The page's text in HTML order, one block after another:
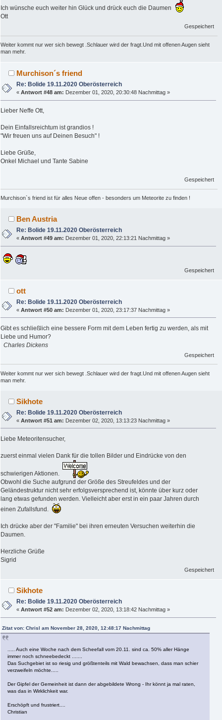
Ich wünsche euch weiter hin Glück und drück euch die Daumen
Ott
Gespeichert
Weiter kommt nur wer sich bewegt .Schlauer wird der fragt.Und mit offenen Augen sieht
man mehr.
Murchison´s friend
Re: Bolide 19.11.2020 Oberösterreich
«Antwort #48 am: Dezember 01, 2020, 20:30:48 Nachmittag »
Lieber Neffe Ott,
Dein Einfallsreichtum ist grandios !
"Wir freuen uns auf Deinen Besuch" !
Liebe Grüße,
Onkel Michael und Tante Sabine
Gespeichert
Murchison`s friend ist für alles Neue offen - besonders um Meteorite zu finden !
Ben Austria
Re: Bolide 19.11.2020 Oberösterreich
«Antwort #49 am: Dezember 01, 2020, 22:13:21 Nachmittag »
Gespeichert
ott
Re: Bolide 19.11.2020 Oberösterreich
«Antwort #50 am: Dezember 01, 2020, 23:17:37 Nachmittag »
Gibt es schließlich eine bessere Form mit dem Leben fertig zu werden, als mit
Liebe und Humor?
Charles Dickens
Gespeichert
Weiter kommt nur wer sich bewegt .Schlauer wird der fragt.Und mit offenen Augen sieht
man mehr.
Sikhote
Re: Bolide 19.11.2020 Oberösterreich
«Antwort #51 am: Dezember 02, 2020, 13:13:23 Nachmittag »
Liebe Meteoritensucher,
zuerst einmal vielen Dank für die tollen Bilder und Eindrücke von den
schwierigen Aktionen.
Obwohl die Suche aufgrund der Größe des Streufeldes und der
Geländestruktur nicht sehr erfolgsversprechend ist, könnte über kurz oder
lang etwas gefunden werden. Vielleicht aber erst in ein paar Jahren durch
einen Zufallsfund.
Ich drücke aber der "Familie" bei ihren erneuten Versuchen weiterhin die
Daumen.
Herzliche Grüße
Sigrid
Gespeichert
Sikhote
Re: Bolide 19.11.2020 Oberösterreich
«Antwort #52 am: Dezember 02, 2020, 13:18:42 Nachmittag »
Zitat von: Chrisl am November 28, 2020, 12:48:17 Nachmittag
..... Auch eine Woche nach dem Scheefall vom 20.11. sind ca. 50% aller Hänge
immer noch schneebedeckt .......
Das Suchgebiet ist so riesig und größtenteils mit Wald bewachsen, dass man schier
verzweifeln möchte.....
Der Gipfel der Gemeinheit ist dann der abgebildete Wrong - Ihr könnt ja mal raten,
was das in Wirklichkeit war.
Erschöpft und frustriert....
Christian